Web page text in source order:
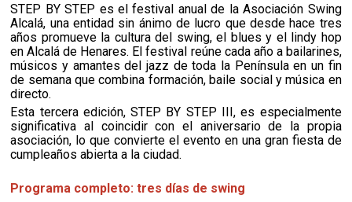
STEP BY STEP es el festival anual de la Asociación Swing
Alcalá, una entidad sin ánimo de lucro que desde hace tres
años promueve la cultura del swing, el blues y el lindy hop
en Alcalá de Henares. El festival reúne cada año a bailarines,
músicos y amantes del jazz de toda la Península en un fin
de semana que combina formación, baile social y música en
directo.
Esta tercera edición, STEP BY STEP III, es especialmente
significativa al coincidir con el aniversario de la propia
asociación, lo que convierte el evento en una gran fiesta de
cumpleaños abierta a la ciudad.
Programa completo: tres días de swing